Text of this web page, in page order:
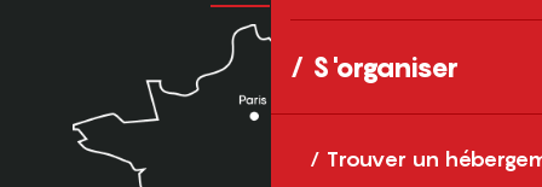
S'organiser
Trouver un